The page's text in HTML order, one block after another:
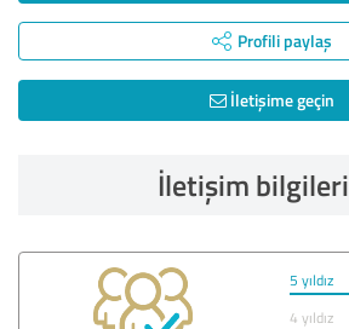
Profili paylaş
İletişime geçin
İletişim bilgileri
5 yıldız
4 yıldız